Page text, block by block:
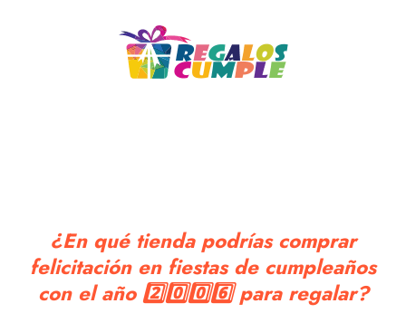
¿En qué tienda podrías comprar
felicitación en fiestas de cumpleaños
con el año 2️⃣0️⃣0️⃣6️⃣ para regalar?